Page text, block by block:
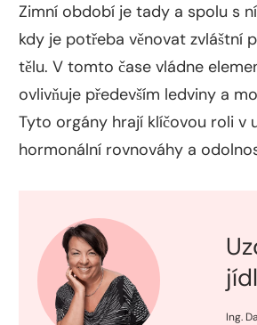
Zimní období je tady a spolu s
kdy je potřeba věnovat zvláštní
tělu. V tomto čase vládne
ovlivňuje především ledviny a
Tyto orgány hrají klíčovou roli v
hormonální rovnováhy a
Ing.